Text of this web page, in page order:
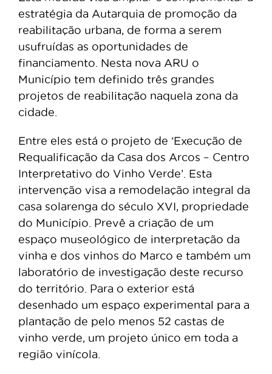
estratégia da Autarquia de promoção da
reabilitação urbana, de forma a serem
usufruídas as oportunidades de
financiamento. Nesta nova ARU o
Município tem definido três grandes
projetos de reabilitação naquela zona da
cidade.
Entre eles está o projeto de ‘Execução de
Requalificação da Casa dos Arcos – Centro
Interpretativo do Vinho Verde’. Esta
intervenção visa a remodelação integral da
casa solarenga do século XVI, propriedade
do Município. Prevê a criação de um
espaço museológico de interpretação da
vinha e dos vinhos do Marco e também um
laboratório de investigação deste recurso
do território. Para o exterior está
desenhado um espaço experimental para a
plantação de pelo menos 52 castas de
vinho verde, um projeto único em toda a
região vinícola.